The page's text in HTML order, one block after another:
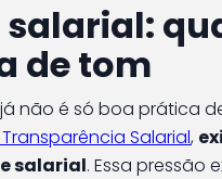
de tom
não é só boa prática
Salarial,
salarial. Essa pressão